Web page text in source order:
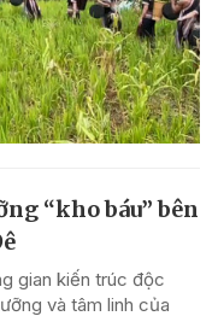
“kho báu” bên
gian kiến trúc độc
và tâm linh của